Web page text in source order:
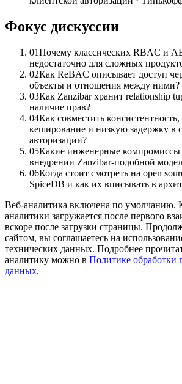
Фокус дискуссии
01Почему классических RBAC и
недостаточно для сложных
02Как ReBAC описывает доступ
объекты и отношения между ними?
03Как Zanzibar хранит relationship
наличие прав?
04Как совместить
кеширование и низкую задержку в
авторизации?
05Какие инженерные компромиссы
внедрении Zanzibar-подобной
06Когда стоит смотреть на open
SpiceDB и как их вписывать в
Веб-аналитика включена по умолчанию.
аналитики загружается после первого
вскоре после загрузки страницы.
сайтом, вы соглашаетесь на
технических данных. Подробнее
аналитику можно в Политике обработки
данных.